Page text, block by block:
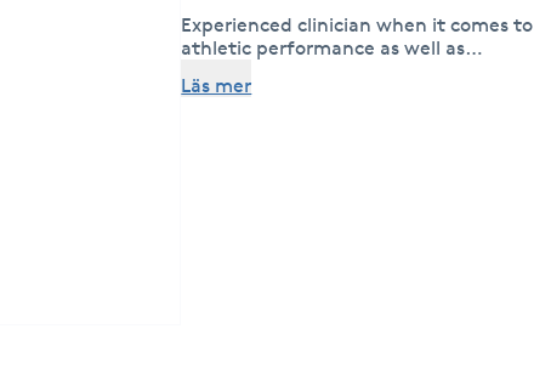
Experienced clinician when it comes to
athletic performance as well as
postural correction and general
Läs mer